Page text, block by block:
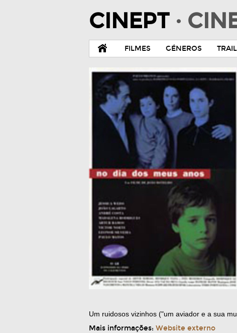
CINEPT ·
FILMES GÉNEROS
Um ruidosos vizinhos ("um aviador e a sua
Mais informações: Website externo